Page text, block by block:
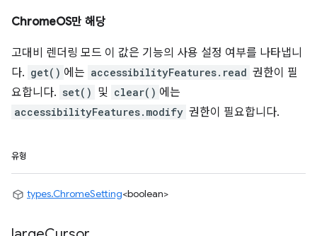
ChromeOS만 해당
고대비 렌더링 모드 이 값은 기능의 사용 설정 여부를 나타냅니
다. get() 에는 accessibilityFeatures.read 권한이 필
요합니다. set() 및 clear() 에는
accessibilityFeatures.modify 권한이 필요합니다.
유형
types.ChromeSetting<boolean>